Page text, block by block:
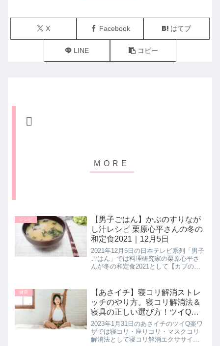
X Facebook はてブ
LINE コピー
レシピ
【男子ごはん】かぶのすりなが
し汁レシピ 栗原心平さんの冬の
和定食2021｜12月5日
2021年12月5日の日本テレビ系列「男子
ごはん」では料理研究家の栗原心平さ
んが冬の和定食2021として【カブのす
記事一覧はこちら▼同日に紹介された
冬の和定食2021メニ...
健康
【あさイチ】寝コリ解消ストレ
ッチのやり方。寝コリ解消法＆
寝具の正しい選び方！ツイQ楽
ワザ｜
2023年1月31日のあさイチのツイQ楽ワ
ザでは寝コリ・座りコリ・マスクコリ
解消法として寝コリ解消エクササイズ